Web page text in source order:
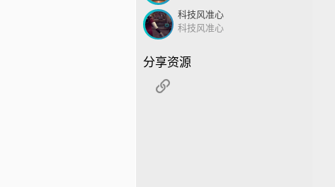
科技风准心
科技风准心
分享资源
链接